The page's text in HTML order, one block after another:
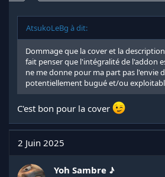
AtsukoLeBg à dit:
Dommage que la cover et la
fait penser que l'intégralité de l'addon
ne me donne pour ma part pas l'envie
potentiellement bugué et/ou
C'est bon pour la cover
2 Juin 2025
Yoh Sambre ♪